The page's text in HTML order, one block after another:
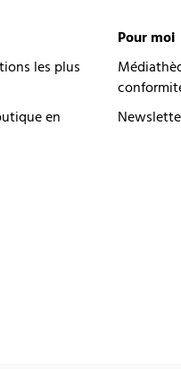
les plus
en
Pour moi